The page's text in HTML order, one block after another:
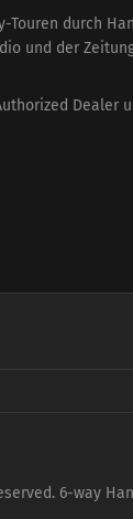
Touren durch
und der
Dealer
6-way